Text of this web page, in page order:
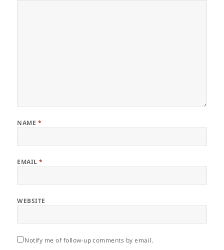
NAME *
EMAIL*
WEBSITE
Notify me of follow-up comments by email.